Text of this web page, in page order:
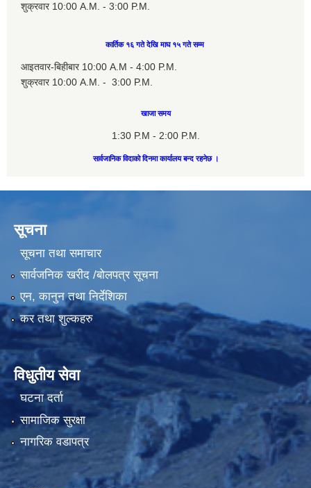
शुक्रवार 10:00 A.M. - 3:00 P.M.
कार्तिक १६ गते देखि माघ १५ गते सम्म
आइतवार-बिहीबार 10:00 A.M - 4:00 P.M.
शुक्रवार 10:00 A.M. - 3:00 P.M.
खाजा समय
1:30 P.M - 2:00 P.M.
सार्वजानिक विदाको दिनमा कार्यालय बन्द रहनेछ ।
सूचना
सूचना तथा समाचार
सार्वजनिक खरीद /बोलपत्र सूचना
एन, कानुन तथा निर्देशिका
कर तथा शुल्कहरु
विधुतीय सेवा
घटना दर्ता
सामाजिक सुरक्षा
नागरिक वडापत्र